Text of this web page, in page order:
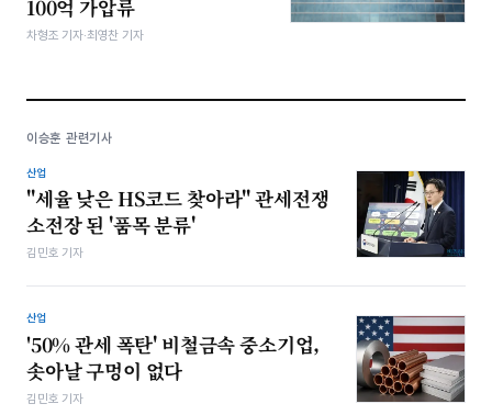
100억 가압류
차형조 기자·최영찬 기자
이승훈 관련기사
산업
"세율 낮은 HS코드 찾아라" 관세전쟁
소전장 된 '품목 분류'
김민호 기자
산업
'50% 관세 폭탄' 비철금속 중소기업,
솟아날 구멍이 없다
김민호 기자